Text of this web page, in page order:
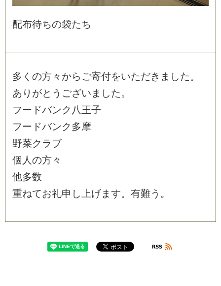
配布待ちの袋たち
多 く の方々 から ご寄付をいただき ま した。
あ り がと う ござい ま した。
フー ドバンク 八王子
フー ドバンク多摩
野菜ク ラブ
個 人の方々
他多数
重ねてお礼申 し 上げま す。 有難う 。